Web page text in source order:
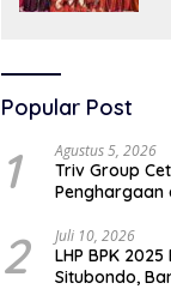
Popular Post
1 Agustus 5, 2026
Triv Group
Penghargaan
2 Juli 10, 2026
LHP BPK
Situbondo,